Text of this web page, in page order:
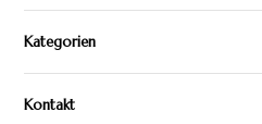
Kategorien
Kontakt